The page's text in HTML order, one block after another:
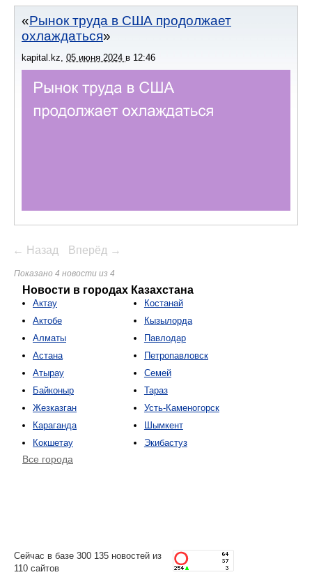
Рынок труда в США продолжает
охлаждаться
kapital.kz, 05 июня 2024 в 12:46
← Назад Вперёд →
Показано 4 новости из 4
Новости в городах Казахстана
Актау
Актобе
Алматы
Астана
Атырау
Байконыр
Жезказган
Караганда
Кокшетау
Костанай
Кызылорда
Павлодар
Петропавловск
Семей
Тараз
Усть-Каменогорск
Шымкент
Экибастуз
Все города
Сейчас в базе 300 135 новостей из
110 сайтов